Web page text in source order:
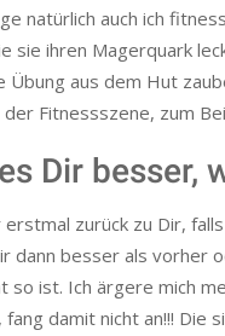
natürlich auch ich
sie ihren Magerquark
Übung aus dem Hut
Fitnessszene, zum
Dir besser,
erstmal zurück zu Dir,
dann besser als vorher
so ist. Ich ärgere mich
fang damit nicht an!!! Die